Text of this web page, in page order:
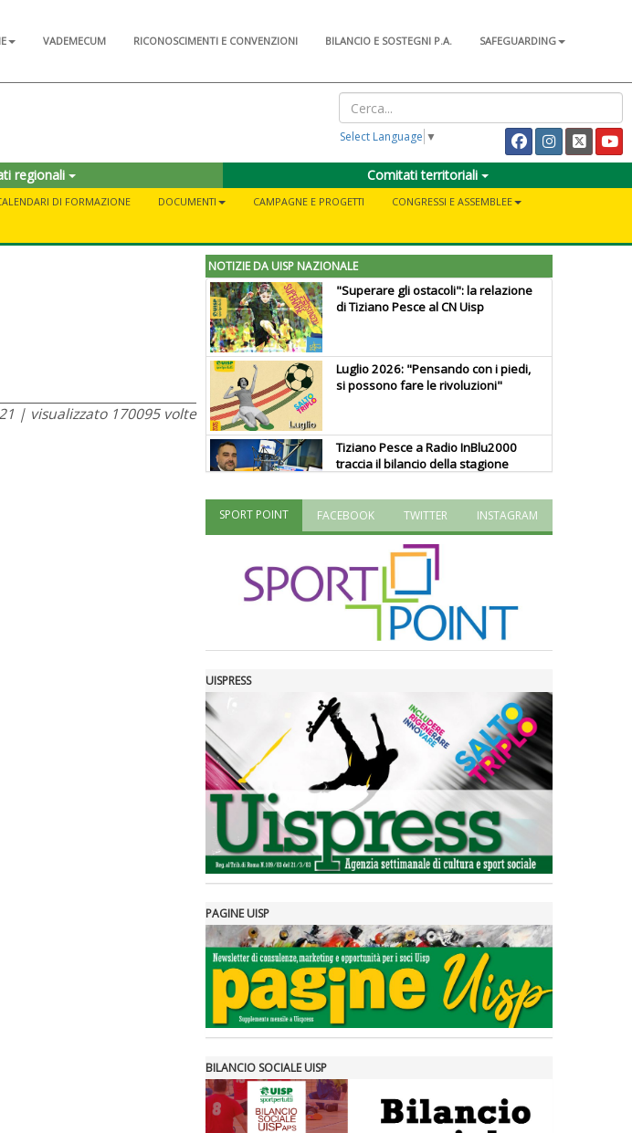
VADEMECUM RICONOSCIMENTI E CONVENZIONI BILANCIO E SOSTEGNI P.A.
SAFEGUARDING
Select Language ▼
regionali Comitati territoriali
DI FORMAZIONE DOCUMENTI CAMPAGNE E PROGETTI
CONGRESSI E ASSEMBLEE
| visualizzato 170095 volte
NOTIZIE DA UISP NAZIONALE
"Superare gli ostacoli": la relazione
di Tiziano Pesce al CN Uisp
Luglio 2026: "Pensando con i piedi,
si possono fare le rivoluzioni"
Tiziano Pesce a Radio InBlu2000
traccia il bilancio della stagione
valorizzi le nostre specificità"
La formazione Uisp rallenta ma
prosegue anche in estate
Fondazione Terzjus: prima riunione
a Roma
SPORT POINT FACEBOOK TWITTER INSTAGRAM
UISPRESS
PAGINE UISP
BILANCIO SOCIALE UISP